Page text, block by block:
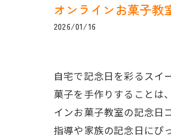
オンラインお菓子教
2026/01/16
自宅で記念日を彩るスイ
菓子を手作りすることは
インお菓子教室の記念日
指導や家族の記念日にぴ